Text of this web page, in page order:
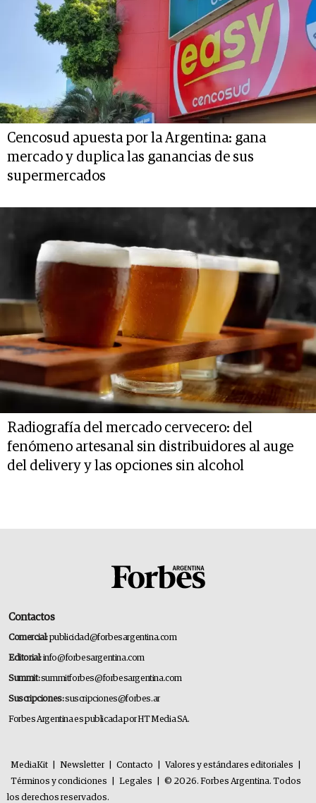
Cencosud apuesta por la Argentina: gana
mercado y duplica las ganancias de sus
supermercados
Radiografía del mercado cervecero: del
fenómeno artesanal sin distribuidores al auge
del delivery y las opciones sin alcohol
Contactos
Comercial:publicidad@forbesargentina.com
Editorial:info@forbesargentina.com
Summit:summitforbes@forbesargentina.com
Suscripciones:suscripciones@forbes.ar
Forbes Argentina es publicada por HT Media SA.
MediaKit Newsletter Contacto Valores y estándares editoriales
Términos y condiciones
Legales
© 2026. Forbes Argentina. Todos
los derechos reservados.